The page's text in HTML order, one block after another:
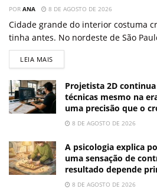
POR ANA 8 DE AGOSTO DE 2026
Cidade grande do interior costuma
tinha antes. No nordeste de São
LEIA MAIS
Projetista 2D
técnicas mesmo na
uma precisão que o
8 DE AGOSTO DE 2026
A psicologia explica
uma sensação de
resultado depende
8 DE AGOSTO DE 2026